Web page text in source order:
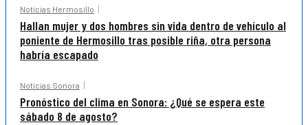
Noticias Hermosillo
Hallan mujer y dos hombres sin vida dentro de vehículo al
poniente de Hermosillo tras posible riña, otra persona
habría escapado
Noticias Sonora
Pronóstico del clima en Sonora: ¿Qué se espera este
sábado 8 de agosto?